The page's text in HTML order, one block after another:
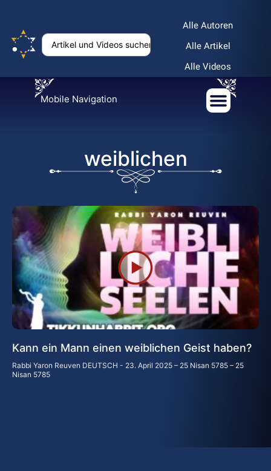
Alle Autoren
Alle Artikel
Alle Videos
Mobile Navigation
weiblichen
Kann ein Mann einen weiblichen Geist haben?
Rabbi Yaron Reuven DEUTSCH
23. April 2025 – 25 Nisan 5785 – 25
Nisan 5785